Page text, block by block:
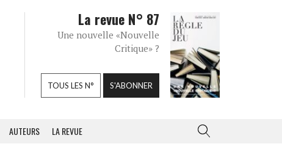
La revue N° 87
Une nouvelle «Nouvelle
Critique» ?
TOUS LES N° S'ABONNER
AUTEURS LA REVUE